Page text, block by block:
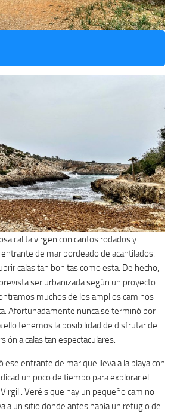
calita virgen con cantos rodados y
de mar bordeado de acantilados.
calas tan bonitas como esta. De hecho,
ser urbanizada según un proyecto
muchos de los amplios caminos
Afortunadamente nunca se terminó por
ello tenemos la posibilidad de disfrutar de
a calas tan espectaculares.
ese entrante de mar que lleva a la playa con
un poco de tiempo para explorar el
Veréis que hay un pequeño camino
a un sitio donde antes había un refugio de